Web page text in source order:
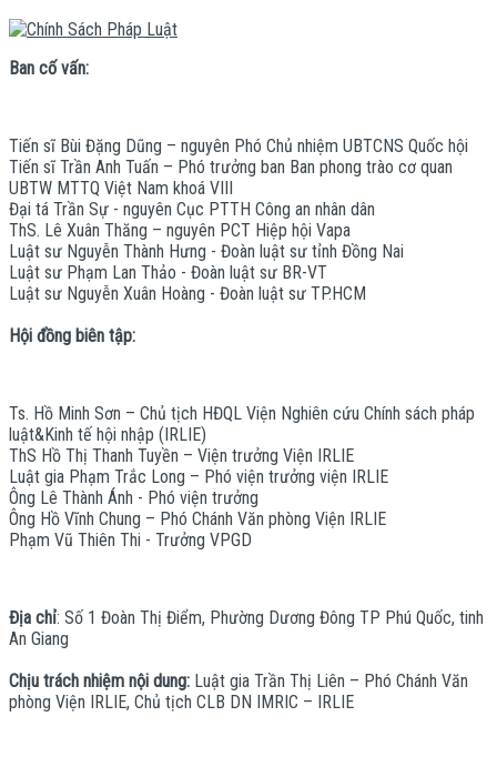
Ban cố vấn:
Tiến sĩ Bùi Đặng Dũng – nguyên Phó Chủ nhiệm UBTCNS Quốc hội
Tiến sĩ Trần Anh Tuấn – Phó trưởng ban Ban phong trào cơ quan
UBTW MTTQ Việt Nam khoá VIII
Đại tá Trần Sự - nguyên Cục PTTH Công an nhân dân
ThS. Lê Xuân Thăng – nguyên PCT Hiệp hội Vapa
Luật sư Nguyễn Thành Hưng - Đoàn luật sư tỉnh Đồng Nai
Luật sư Phạm Lan Thảo - Đoàn luật sư BR-VT
Luật sư Nguyễn Xuân Hoàng - Đoàn luật sư TP.HCM
Hội đồng biên tập:
Ts. Hồ Minh Sơn – Chủ tịch HĐQL Viện Nghiên cứu Chính sách pháp
luật&Kinh tế hội nhập (IRLIE)
ThS Hồ Thị Thanh Tuyền – Viện trưởng Viện IRLIE
Luật gia Phạm Trắc Long – Phó viện trưởng viện IRLIE
Ông Lê Thành Ánh - Phó viện trưởng
Ông Hồ Vĩnh Chung – Phó Chánh Văn phòng Viện IRLIE
Phạm Vũ Thiên Thi - Trưởng VPGD
Địa chỉ: Số 1 Đoàn Thị Điểm, Phường Dương Đông TP Phú Quốc, tinh
An Giang
Chịu trách nhiệm nội dung: Luật gia Trần Thị Liên – Phó Chánh Văn
phòng Viện IRLIE, Chủ tịch CLB DN IMRIC – IRLIE